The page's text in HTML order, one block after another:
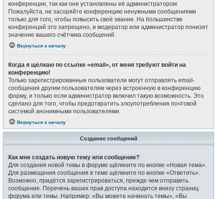
конференции, так как они установлены её администратором.
Пожалуйста, не засоряйте конференцию ненужными сообщениями
только для того, чтобы повысить своё звание. На большинстве
конференций это запрещено, и модератор или администратор понизят
значение вашего счётчика сообщений.
Вернуться к началу
Когда я щёлкаю по ссылке «email», от меня требуют войти на
конференцию!
Только зарегистрированные пользователи могут отправлять email-
сообщения другим пользователям через встроенную в конференцию
форму, и только если администратор включил такую возможность. Это
сделано для того, чтобы предотвратить злоупотребления почтовой
системой анонимными пользователями.
Вернуться к началу
Создание сообщений
Как мне создать новую тему или сообщение?
Для создания новой темы в форуме щёлкните по кнопке «Новая тема».
Для размещения сообщения в теме щёлкните по кнопке «Ответить».
Возможно, придётся зарегистрироваться, прежде чем отправить
сообщение. Перечень ваших прав доступа находится внизу страниц
форума или темы. Например: «Вы можете начинать темы», «Вы